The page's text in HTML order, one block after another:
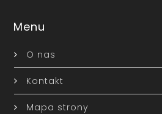
Menu
O nas
Kontakt
Mapa strony